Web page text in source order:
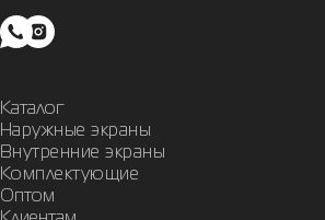
Каталог
Наружные экраны
Внутренние экраны
Комплектующие
Оптом